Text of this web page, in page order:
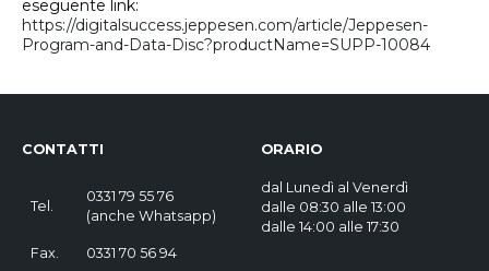
eseguente link:
https://digitalsuccess.jeppesen.com/article/Jeppesen-
Program-and-Data-Disc?productName=SUPP-10084
CONTATTI
Tel.
0331 79 55 76
(anche Whatsapp)
Fax. 0331 70 56 94
ORARIO
dal Lunedì al Venerdì
dalle 08:30 alle 13:00
dalle 14:00 alle 17:30